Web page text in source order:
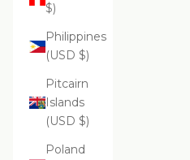
$)
Philippines
(USD $)
Pitcairn
Islands
(USD $)
Poland